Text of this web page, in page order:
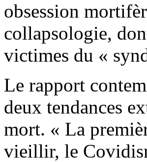
obsession
collapsologie,
victimes du «
Le rapport
deux tendances
mort. « La
vieillir, le